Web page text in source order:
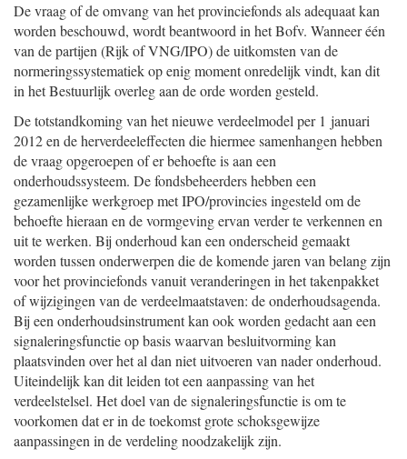
De vraag of de omvang van het provinciefonds als adequaat kan
worden beschouwd, wordt beantwoord in het Bofv. Wanneer één
van de partijen (Rijk of VNG/IPO) de uitkomsten van de
normeringssystematiek op enig moment onredelijk vindt, kan dit
in het Bestuurlijk overleg aan de orde worden gesteld.
De totstandkoming van het nieuwe verdeelmodel per 1 januari
2012 en de herverdeeleffecten die hiermee samenhangen hebben
de vraag opgeroepen of er behoefte is aan een
onderhoudssysteem. De fondsbeheerders hebben een
gezamenlijke werkgroep met IPO/provincies ingesteld om de
behoefte hieraan en de vormgeving ervan verder te verkennen en
uit te werken. Bij onderhoud kan een onderscheid gemaakt
worden tussen onderwerpen die de komende jaren van belang zijn
voor het provinciefonds vanuit veranderingen in het takenpakket
of wijzigingen van de verdeelmaatstaven: de onderhoudsagenda.
Bij een onderhoudsinstrument kan ook worden gedacht aan een
signaleringsfunctie op basis waarvan besluitvorming kan
plaatsvinden over het al dan niet uitvoeren van nader onderhoud.
Uiteindelijk kan dit leiden tot een aanpassing van het
verdeelstelsel. Het doel van de signaleringsfunctie is om te
voorkomen dat er in de toekomst grote schoksgewijze
aanpassingen in de verdeling noodzakelijk zijn.